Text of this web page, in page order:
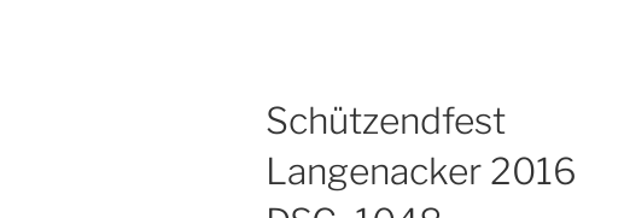
Schützendfest
Langenacker 2016